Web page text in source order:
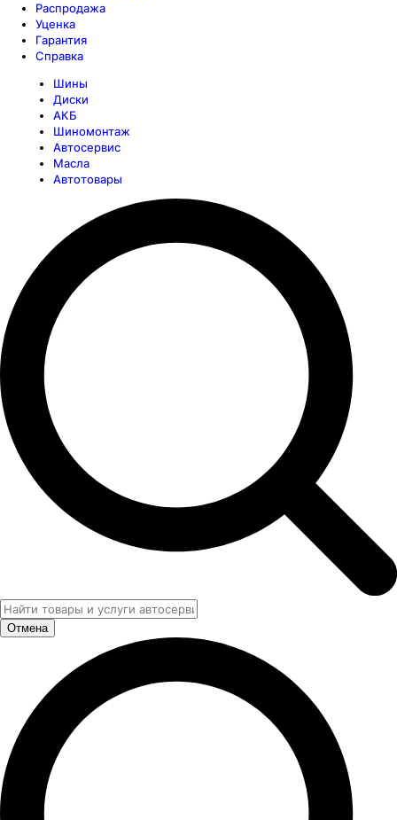
Распродажа
Уценка
Гарантия
Справка
Шины
Диски
АКБ
Шиномонтаж
Автосервис
Масла
Автотовары
Отмена